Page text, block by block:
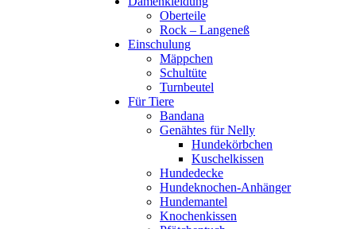
Oberteile
Rock – Langeneß
Einschulung
Mäppchen
Schultüte
Turnbeutel
Für Tiere
Bandana
Genähtes für Nelly
Hundekörbchen
Kuschelkissen
Hundedecke
Hundeknochen-Anhänger
Hundemantel
Knochenkissen